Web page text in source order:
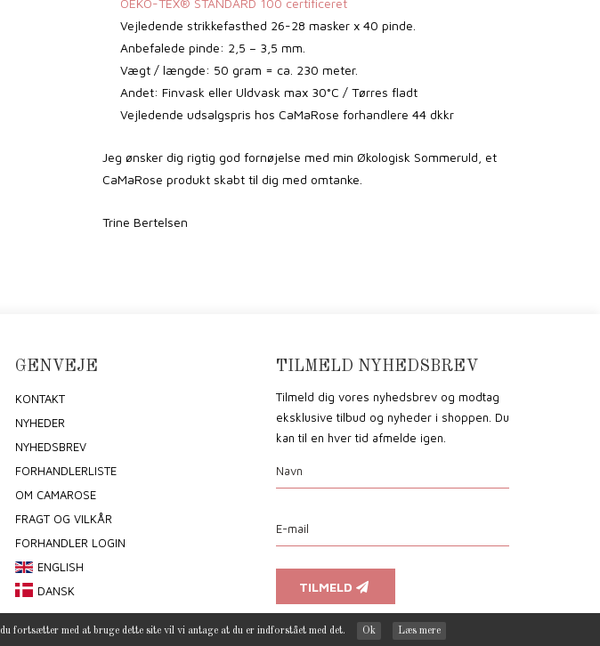
Vejledende strikkefasthed 26-28 masker x 40 pinde.
Anbefalede pinde: 2,5 – 3,5 mm.
Vægt / længde: 50 gram = ca. 230 meter.
Andet: Finvask eller Uldvask max 30°C / Tørres fladt
Vejledende udsalgspris hos CaMaRose forhandlere 44 dkkr
Jeg ønsker dig rigtig god fornøjelse med min Økologisk Sommeruld, et
CaMaRose produkt skabt til dig med omtanke.
Trine Bertelsen
GENVEJE
KONTAKT
NYHEDER
NYHEDSBREV
FORHANDLERLISTE
OM CAMAROSE
FRAGT OG VILKÅR
FORHANDLER LOGIN
ENGLISH
DANSK
TILMELD NYHEDSBREV
Tilmeld dig vores nyhedsbrev og modtag
eksklusive tilbud og nyheder i shoppen. Du
kan til en hver tid afmelde igen.
TILMELD
fortsætter med at bruge dette site vil vi antage at du er indforstået med det. Ok Læs mere